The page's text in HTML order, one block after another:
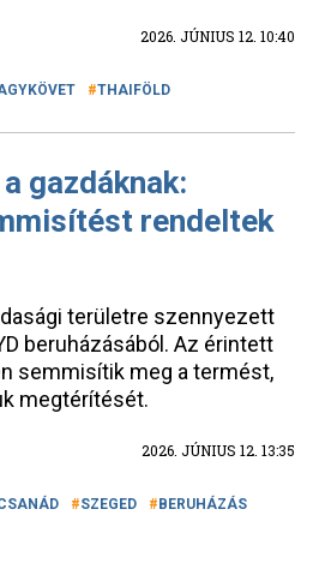
2026. JÚNIUS 12. 10:40
THAIFÖLD
gazdáknak:
rendeltek
területre szennyezett
beruházásából. Az érintett
semmisítik meg a termést,
megtérítését.
2026. JÚNIUS 12. 13:35
SZEGED
BERUHÁZÁS